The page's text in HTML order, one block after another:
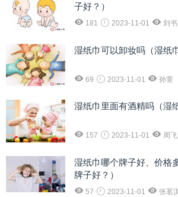
子好？）
181 2023-11-01 刘
湿纸巾可以卸妆吗（湿纸
69 2023-11-01 孙萱
湿纸巾里面有酒精吗（湿
157 2023-11-01 周
湿纸巾哪个牌子好、价格
牌子好？）
57 2023-11-01 张茗